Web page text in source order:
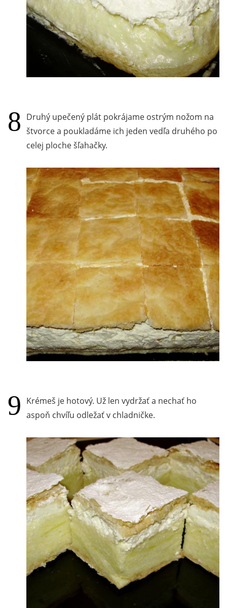
Druhý upečený plát pokrájame ostrým nožom na
štvorce a poukladáme ich jeden vedľa druhého po
celej ploche šľahačky.
Krémeš je hotový. Už len vydržať a nechať ho
aspoň chvíľu odležať v chladničke.